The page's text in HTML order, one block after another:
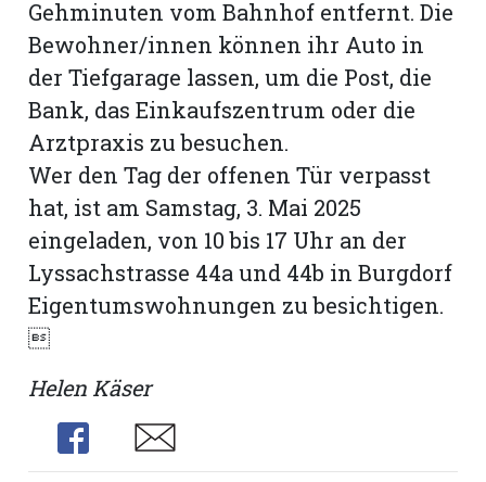
Gehminuten vom Bahnhof entfernt. Die
Bewohner/innen können ihr Auto in
der Tiefgarage lassen, um die Post, die
Bank, das Einkaufszentrum oder die
Arztpraxis zu besuchen.
Wer den Tag der offenen Tür verpasst
hat, ist am Samstag, 3. Mai 2025
eingeladen, von 10 bis 17 Uhr an der
Lyssachstrasse 44a und 44b in Burgdorf
Eigentumswohnungen zu besichtigen.

Helen Käser
Share
Share